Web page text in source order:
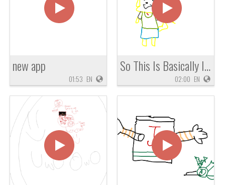
new app
01:53 EN
So This Is Basically Isabelle
02:00 EN